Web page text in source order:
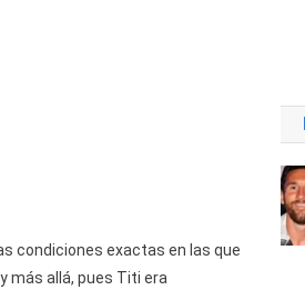
condiciones exactas en las que
más allá, pues Titi era